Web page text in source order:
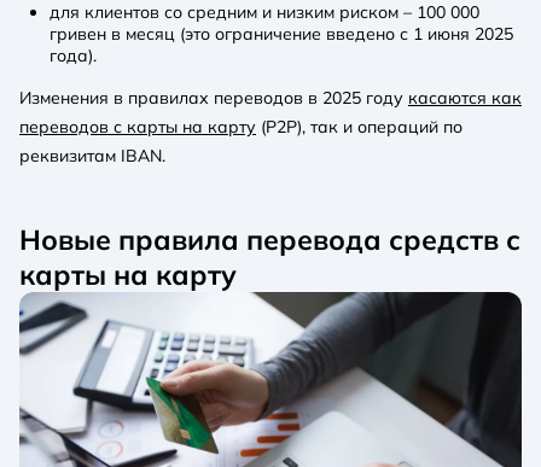
для клиентов со средним и низким риском – 100 000
гривен в месяц (это ограничение введено с 1 июня 2025
года).
Изменения в правилах переводов в 2025 году касаются как
переводов с карты на карту (P2P), так и операций по
реквизитам IBAN.
Новые правила перевода средств с
карты на карту